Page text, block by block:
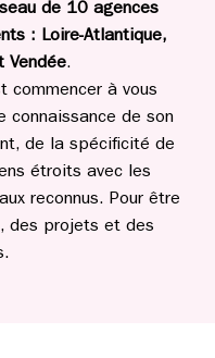
de 10 agences
: Loire-Atlantique,
Vendée.
commencer à vous
connaissance de son
de la spécificité de
étroits avec les
reconnus. Pour être
des projets et des